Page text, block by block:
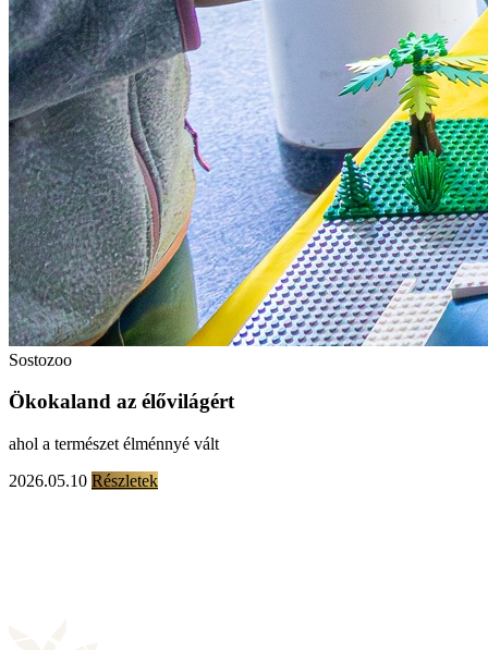
Sostozoo
Ökokaland az élővilágért
ahol a természet élménnyé vált
2026.05.10 Részletek